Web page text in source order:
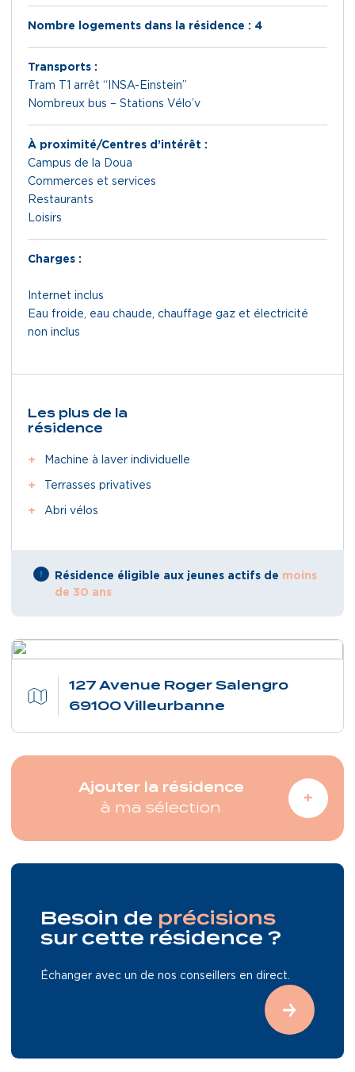
Nombre logements dans la résidence : 4
Transports :
Tram T1 arrêt “INSA-Einstein”
Nombreux bus – Stations Vélo’v
À proximité/Centres d’intérêt :
Campus de la Doua
Commerces et services
Restaurants
Loisirs
Charges :
Internet inclus
Eau froide, eau chaude, chauffage gaz et électricité
non inclus
Les plus de la
résidence
Machine à laver individuelle
Terrasses privatives
Abri vélos
Résidence éligible aux jeunes actifs de moins
de 30 ans
127 Avenue Roger Salengro
69100 Villeurbanne
Ajouter la résidence
à ma sélection
Besoin de précisions
sur cette résidence ?
Échanger avec un de nos conseillers en direct.